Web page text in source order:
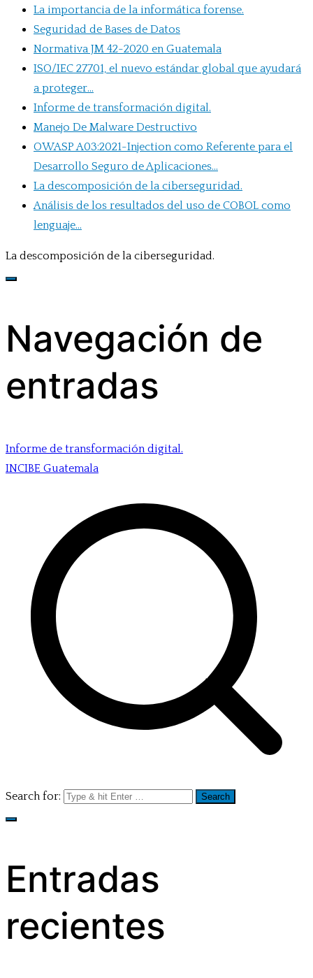
La importancia de la informática forense.
Seguridad de Bases de Datos
Normativa JM 42-2020 en Guatemala
ISO/IEC 27701, el nuevo estándar global que ayudará
a proteger...
Informe de transformación digital.
Manejo De Malware Destructivo
OWASP A03:2021-Injection como Referente para el
Desarrollo Seguro de Aplicaciones...
La descomposición de la ciberseguridad.
Análisis de los resultados del uso de COBOL como
lenguaje...
La descomposición de la ciberseguridad.
Navegación de
entradas
Informe de transformación digital.
INCIBE Guatemala
Search for:
Entradas
recientes